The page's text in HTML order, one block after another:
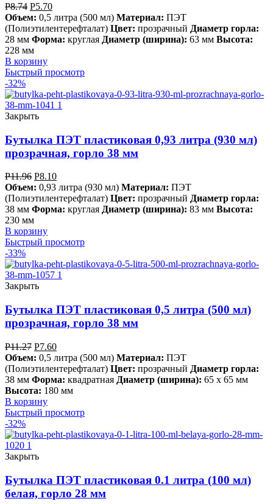
Р8.74 Р5.70
Объем: 0,5 литра (500 мл) Материал: ПЭТ
(Полиэтилентерефталат) Цвет: прозрачный Диаметр горла:
28 мм Форма: круглая Диаметр (ширина): 63 мм Высота:
228 мм
В корзину
Быстрый просмотр
-32%
Закрыть
Бутылка ПЭТ пластиковая 0,93 литра (930 мл)
прозрачная, горло 38 мм
Р11.96 Р8.10
Объем: 0,93 литра (930 мл) Материал: ПЭТ
(Полиэтилентерефталат) Цвет: прозрачный Диаметр горла:
38 мм Форма: круглая Диаметр (ширина): 83 мм Высота:
230 мм
В корзину
Быстрый просмотр
-33%
Закрыть
Бутылка ПЭТ пластиковая 0,5 литра (500 мл)
прозрачная, горло 38 мм
Р11.27 Р7.60
Объем: 0,5 литра (500 мл) Материал: ПЭТ
(Полиэтилентерефталат) Цвет: прозрачный Диаметр горла:
38 мм Форма: квадратная Диаметр (ширина): 65 х 65 мм
Высота: 180 мм
В корзину
Быстрый просмотр
-32%
Закрыть
Бутылка ПЭТ пластиковая 0.1 литра (100 мл)
белая, горло 28 мм